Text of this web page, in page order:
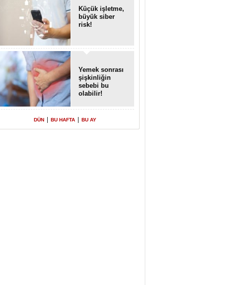
Küçük işletme,
büyük siber
risk!
Yemek sonrası
şişkinliğin
sebebi bu
olabilir!
DÜN BU HAFTA BU AY